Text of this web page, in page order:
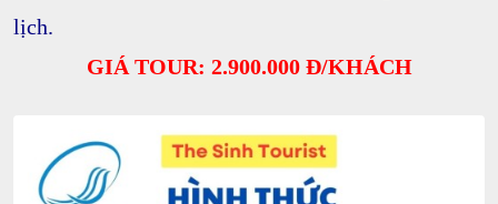
lịch.
GIÁ TOUR: 2.900.000 Đ/KHÁCH